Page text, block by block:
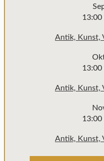
13:00
Antik, Kunst,
13:00
Antik, Kunst,
13:00
Antik, Kunst,